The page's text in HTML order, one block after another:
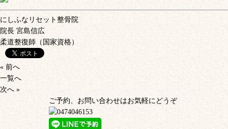
にしふなリセット整骨院
院長 宮島信広
柔道整復師（国家資格）
« 前へ
一覧へ
次へ »
ご予約、お問い合わせはお気軽にどうぞ